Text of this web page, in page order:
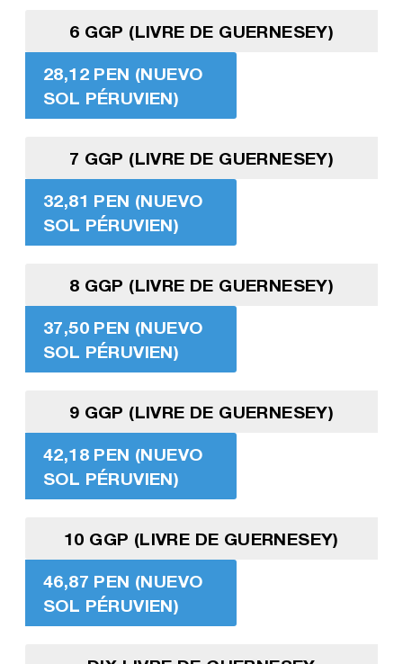
6 GGP (LIVRE DE GUERNESEY)
28,12 PEN (NUEVO
SOL PÉRUVIEN)
7 GGP (LIVRE DE GUERNESEY)
32,81 PEN (NUEVO
SOL PÉRUVIEN)
8 GGP (LIVRE DE GUERNESEY)
37,50 PEN (NUEVO
SOL PÉRUVIEN)
9 GGP (LIVRE DE GUERNESEY)
42,18 PEN (NUEVO
SOL PÉRUVIEN)
10 GGP (LIVRE DE GUERNESEY)
46,87 PEN (NUEVO
SOL PÉRUVIEN)